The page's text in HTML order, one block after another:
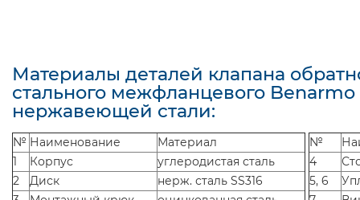
Материалы деталей клапана
стального межфланцевого Benarmo
нержавеющей стали:
№ Наименование
Материал
1
Корпус
углеродистая сталь
2
Диск
нерж. сталь SS316
№
4
5, 6